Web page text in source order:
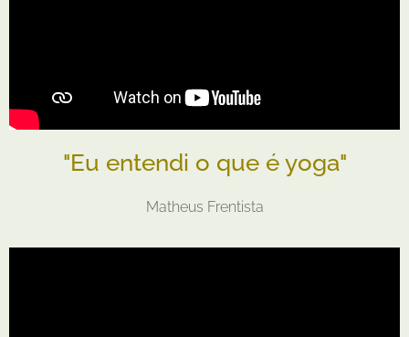
"Eu entendi o que é yoga"
Matheus Frentista